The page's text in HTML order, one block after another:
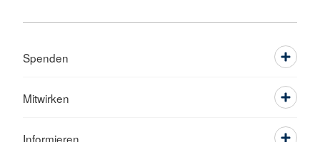
Spenden
Mitwirken
Informieren